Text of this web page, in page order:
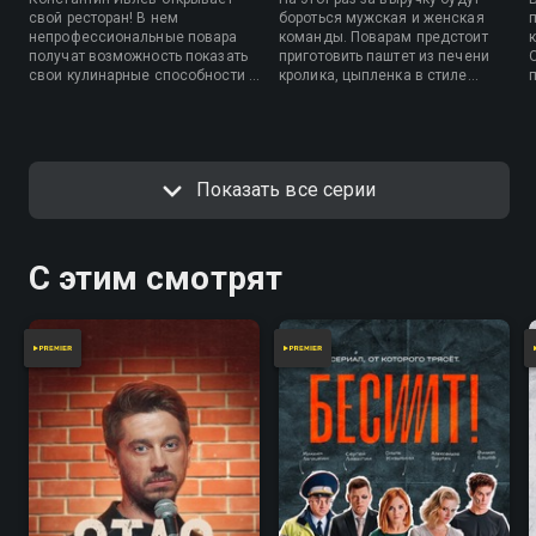
свой ресторан! В нем
непрофессиональные повара
получат возможность показать
свои кулинарные способности и
выручку заведения.
бороться мужская и женская
команды. Поварам предстоит
приготовить паштет из печени
кролика, цыпленка в стиле
Показать все серии
С этим смотрят